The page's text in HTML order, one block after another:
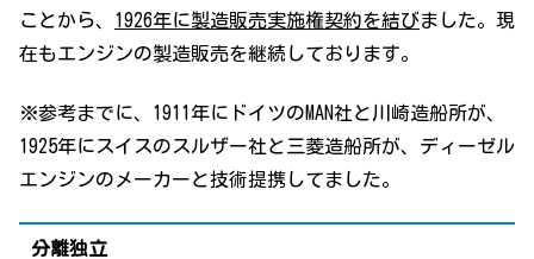
ことから、 1926年に製造販売実施権契約を結びました。現
在もエンジンの製造販売を継続しております。
※参考までに、1911年にドイツのMAN社と川崎造船所が、
1925年にスイスのスルザー社と三菱造船所が、ディーゼル
エンジンのメーカーと技術提携してました。
分離独立